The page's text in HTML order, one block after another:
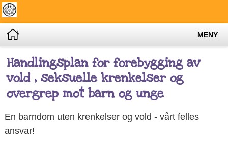
MENY
Handlingsplan for forebygging av
vold , seksuelle krenkelser og
overgrep mot barn og unge
En barndom uten krenkelser og vold - vårt felles
ansvar!